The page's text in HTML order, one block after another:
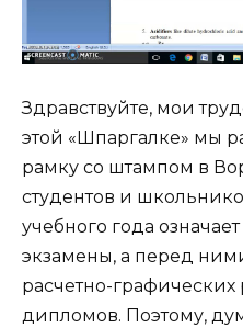
Здравствуйте, мои
этой «Шпаргалке» мы
рамку со штампом в
студентов и
учебного года
экзамены, а перед
расчетно-графических
дипломов. Поэтому,